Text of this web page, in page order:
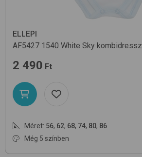
ELLEPI
AF5427 1540 White Sky kombidressz
2 490 Ft
Méret: 56, 62, 68, 74, 80, 86
Még 5 színben